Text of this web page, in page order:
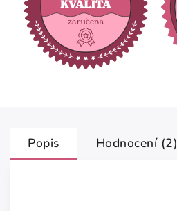
Popis Hodnocení (2)